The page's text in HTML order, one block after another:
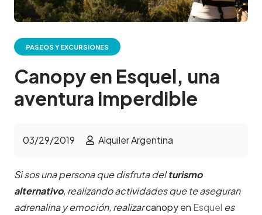
PASEOS Y EXCURSIONES
Canopy en Esquel, una
aventura imperdible
03/29/2019 Alquiler Argentina
Si sos una persona que disfruta delturismo
alternativo, realizando actividades que te aseguran
adrenalina y emoción, realizarcanopy en Esquel es